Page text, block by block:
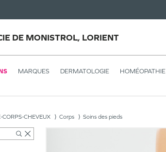
DE MONISTROL, LORIENT
MARQUES DERMATOLOGIE HOMÉOPATHIE
CORPS-CHEVEUX Corps Soins des pieds